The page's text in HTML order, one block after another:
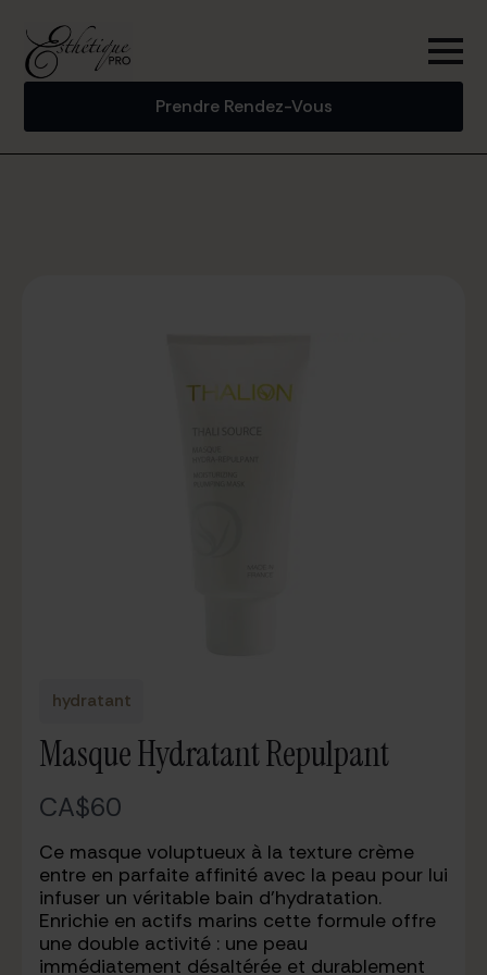
Prendre Rendez-Vous
hydratant
Masque Hydratant Repulpant
N
o
w
CA$60
Ce masque voluptueux à la texture crème
entre en parfaite affinité avec la peau pour lui
infuser un véritable bain d’hydratation.
Enrichie en actifs marins cette formule offre
une double activité : une peau
immédiatement désaltérée et durablement